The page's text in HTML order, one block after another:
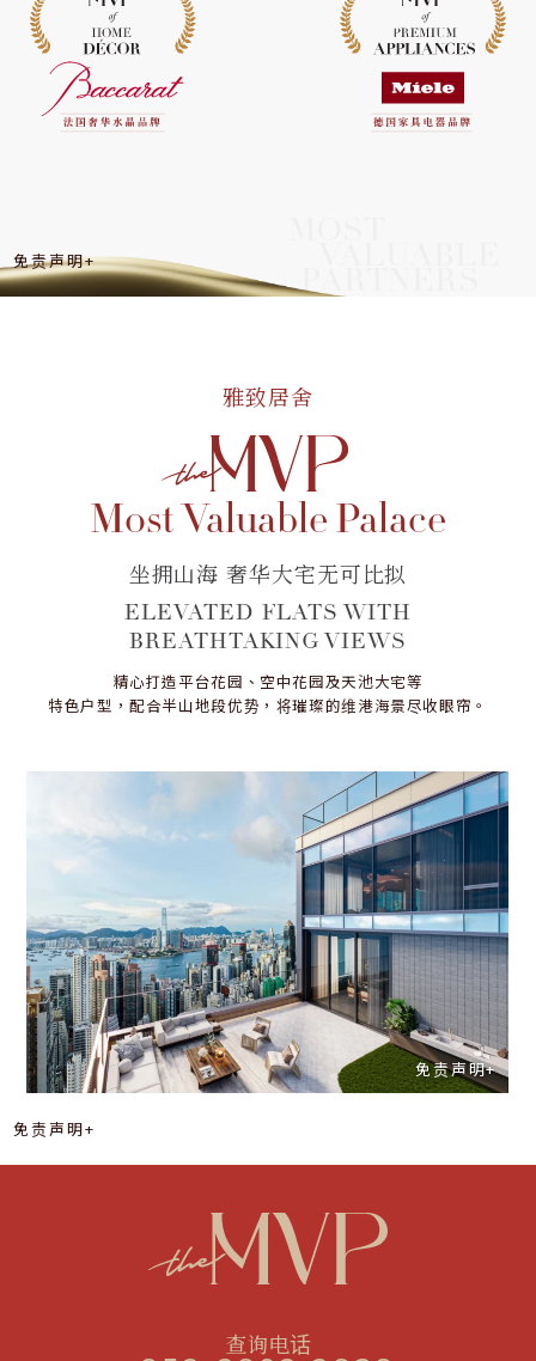
免责声明+
PARTNERS
免责声明+
雅致居舍
Most Valuable Palace
坐拥山海 奢华大宅无可比拟
ELEVATED FLATS WITH
BREATHTAKING VIEWS
精心打造平台花园、空中花园及天池大宅等
特色户型，配合半山地段优势，将璀璨的维港海景尽收眼帘。
免责声明+
查询电话